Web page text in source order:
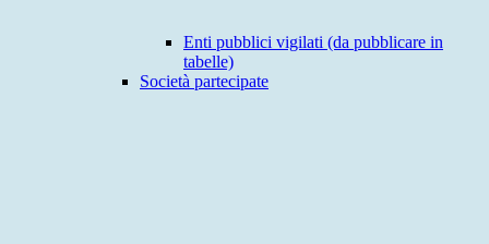
Enti pubblici vigilati (da pubblicare in
tabelle)
Società partecipate